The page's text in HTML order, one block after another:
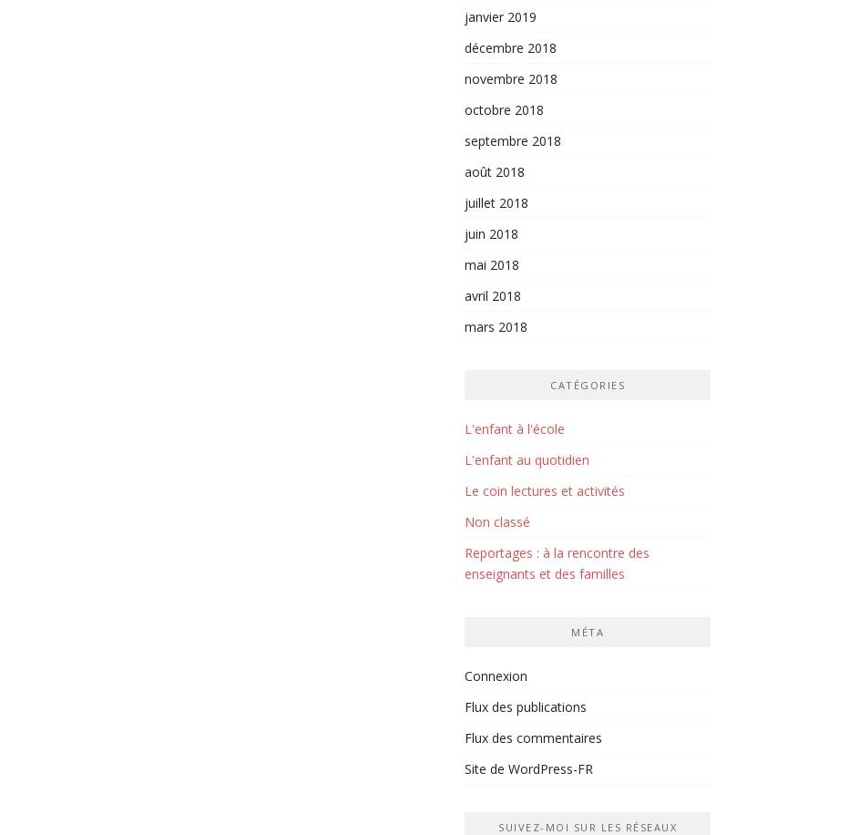
janvier 2019
décembre 2018
novembre 2018
octobre 2018
septembre 2018
août 2018
juillet 2018
juin 2018
mai 2018
avril 2018
mars 2018
CATÉGORIES
L'enfant à l'école
L'enfant au quotidien
Le coin lectures et activités
Non classé
Reportages : à la rencontre des
enseignants et des familles
MÉTA
Connexion
Flux des publications
Flux des commentaires
Site de WordPress-FR
SUIVEZ-MOI SUR LES RÉSEAUX